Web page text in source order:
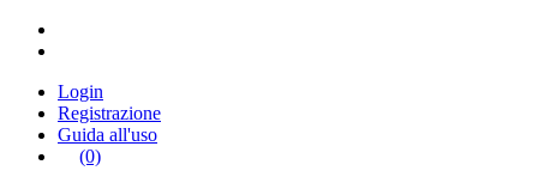
Login
Registrazione
Guida all'uso
(0)